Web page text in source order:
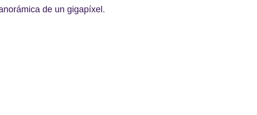
de un gigapíxel.